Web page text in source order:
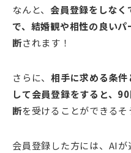
なんと、 会員登録をしな
で、結婚観や相性の良い
断されます！
さらに、 相手に求める条
して会員登録をすると、
断を受けることができるそ
会員登録した方には、AI